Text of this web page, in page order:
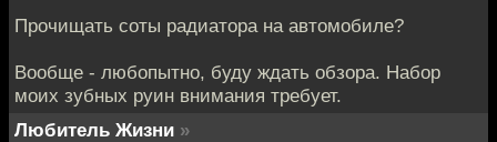
Прочищать соты радиатора на автомобиле?
Вообще - любопытно, буду ждать обзора. Набор
моих зубных руин внимания требует.
Любитель Жизни »